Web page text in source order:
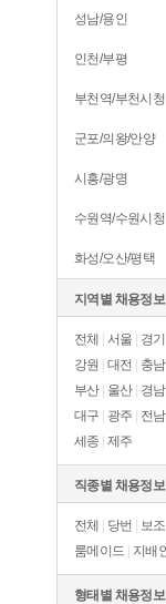
성남/용인
인천/부평
부천역/부천시청
군포/의왕/안양
시흥/광명
수원역/수원시청
화성/오산/평택
지역별 채용정보
전체 서울 경기
강원
대전 충남
부산 울산 경남
대구
광주 전남
세종 제주
직종별 채용정보
전체 당번 보조
룸메이드
지배
형태별 채용정보